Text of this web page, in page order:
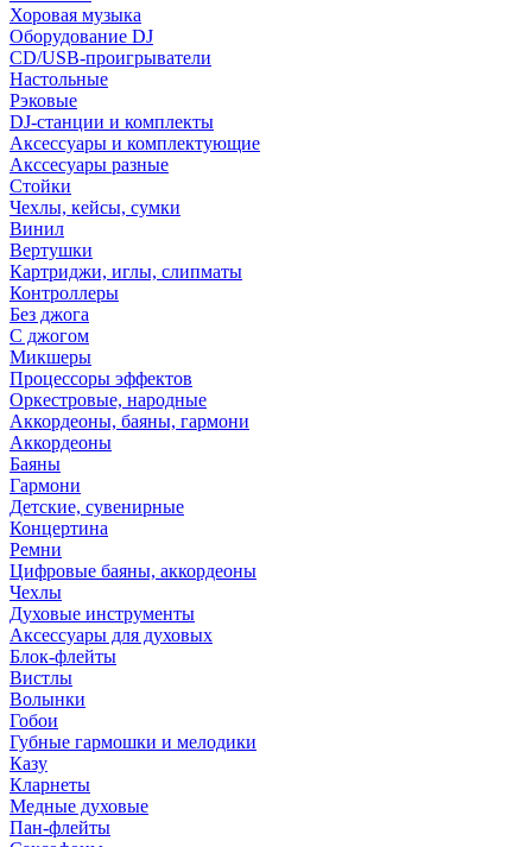
Хоровая музыка
Оборудование DJ
CD/USB-проигрыватели
Настольные
Рэковые
DJ-станции и комплекты
Аксессуары и комплектующие
Акссесуары разные
Стойки
Чехлы, кейсы, сумки
Винил
Вертушки
Картриджи, иглы, слипматы
Контроллеры
Без джога
С джогом
Микшеры
Процессоры эффектов
Оркестровые, народные
Аккордеоны, баяны, гармони
Аккордеоны
Баяны
Гармони
Детские, сувенирные
Концертина
Ремни
Цифровые баяны, аккордеоны
Чехлы
Духовые инструменты
Аксессуары для духовых
Блок-флейты
Вистлы
Волынки
Гобои
Губные гармошки и мелодики
Казу
Кларнеты
Медные духовые
Пан-флейты